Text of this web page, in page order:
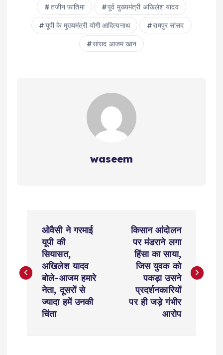
तजीन फात‍िमा पूर्व मुख्‍यमंत्री अख‍िलेश यादव
यूपी के मुख्‍यमंत्री योगी आद‍ित्‍यनाथ रामपुर सांसद
सांसद आजम खान
waseem
s
ओवैसी ने गरमाई
यूपी की
सियासत,
अखिलेश यादव
बोले-आजम हमारे
नेता, दूसरों से
ज्यादा हमें उनकी
चिंता
किसान आंदोलन
पर मंडराने लगा
हिंसा का साया,
जिस युवक को
पकड़ा उसने
प्रदर्शनकारियों
पर ही जड़े गंभीर
आरोप